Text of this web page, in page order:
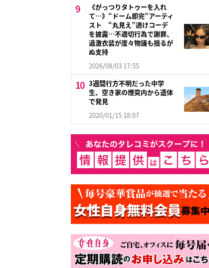
《がっつりタトゥーを入れ
て…》“ドーム即完”アーティ
スト “丸見え”透けコーデ
を披露…不適切行為で謝罪、
過激衣装が度々物議も揺るが
ぬ支持
2026/08/03 17:55
3週間行方不明だった中学
生、空き家の煙突内から遺体
で発見
2020/01/15 18:07